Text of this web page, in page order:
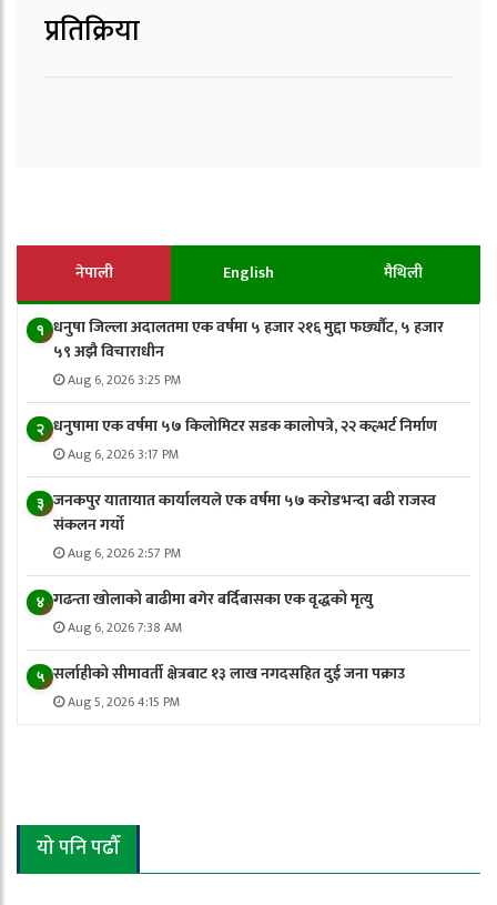
प्रतिक्रिया
नेपाली English मैथिली
१ धनुषा जिल्ला अदालतमा एक वर्षमा ५ हजार २१६ मुद्दा फर्छ्यौट, ५ हजार
५९ अझै विचाराधीन
Aug 6, 2026 3:25 PM
२ धनुषामा एक वर्षमा ५७ किलोमिटर सडक कालोपत्रे, २२ कल्भर्ट निर्माण
Aug 6, 2026 3:17 PM
३ जनकपुर यातायात कार्यालयले एक वर्षमा ५७ करोडभन्दा बढी राजस्व
संकलन गर्याे
Aug 6, 2026 2:57 PM
४ गढन्ता खोलाको बाढीमा बगेर बर्दिबासका एक वृद्धको मृत्यु
Aug 6, 2026 7:38 AM
५ सर्लाहीको सीमावर्ती क्षेत्रबाट १३ लाख नगदसहित दुई जना पक्राउ
Aug 5, 2026 4:15 PM
यो पनि पढौँ